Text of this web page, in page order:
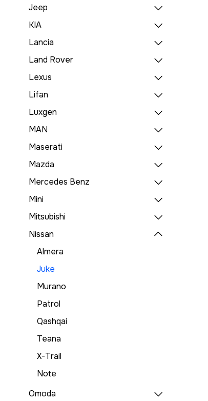
Jeep
KIA
Lancia
Land Rover
Lexus
Lifan
Luxgen
MAN
Maserati
Mazda
Mercedes Benz
Mini
Mitsubishi
Nissan
Almera
Juke
Murano
Patrol
Qashqai
Teana
X-Trail
Note
Omoda